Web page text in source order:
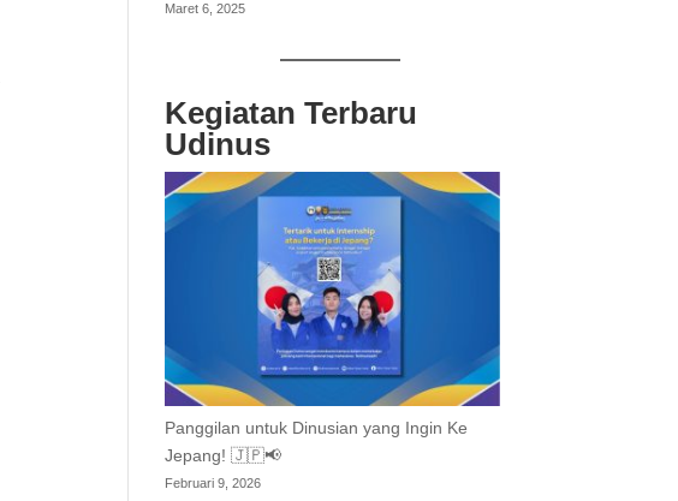
Maret 6, 2025
Kegiatan Terbaru
Udinus
Panggilan untuk Dinusian yang Ingin Ke
Jepang! 🇯🇵📢
Februari 9, 2026